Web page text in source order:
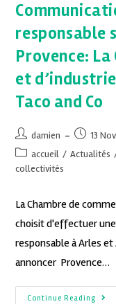
responsable
Provence: La
et
Taco and Co
damien
13
accueil / Actualités
collectivités
La Chambre de
choisit d'effectuer
responsable à Arles et
annoncer Provence…
Continue Reading